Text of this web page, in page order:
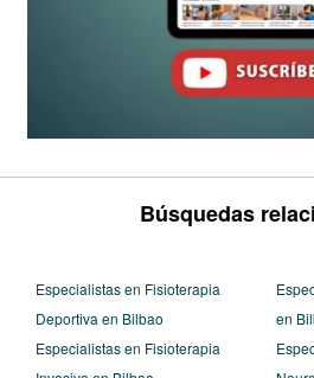
Búsquedas
Especialistas en Fisioterapia
Deportiva en Bilbao
Especialistas en Fisioterapia
en